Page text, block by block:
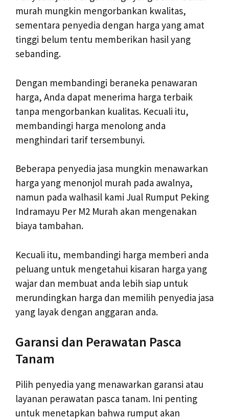
murah mungkin mengorbankan kwalitas,
sementara penyedia dengan harga yang amat
tinggi belum tentu memberikan hasil yang
sebanding.
Dengan membandingi beraneka penawaran
harga, Anda dapat menerima harga terbaik
tanpa mengorbankan kualitas. Kecuali itu,
membandingi harga menolong anda
menghindari tarif tersembunyi.
Beberapa penyedia jasa mungkin menawarkan
harga yang menonjol murah pada awalnya,
namun pada walhasil kami Jual Rumput Peking
Indramayu Per M2 Murah akan mengenakan
biaya tambahan.
Kecuali itu, membandingi harga memberi anda
peluang untuk mengetahui kisaran harga yang
wajar dan membuat anda lebih siap untuk
merundingkan harga dan memilih penyedia jasa
yang layak dengan anggaran anda.
Garansi dan Perawatan Pasca
Tanam
Pilih penyedia yang menawarkan garansi atau
layanan perawatan pasca tanam. Ini penting
untuk menetapkan bahwa rumput akan